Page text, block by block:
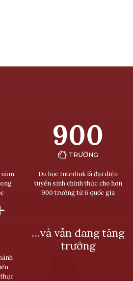
900
TRƯỜNG
Du học Interlink là đại diện
tuyển sinh chính thức cho hơn
900 trường từ 6 quốc gia
…và vẫn đang tăng
trưởng